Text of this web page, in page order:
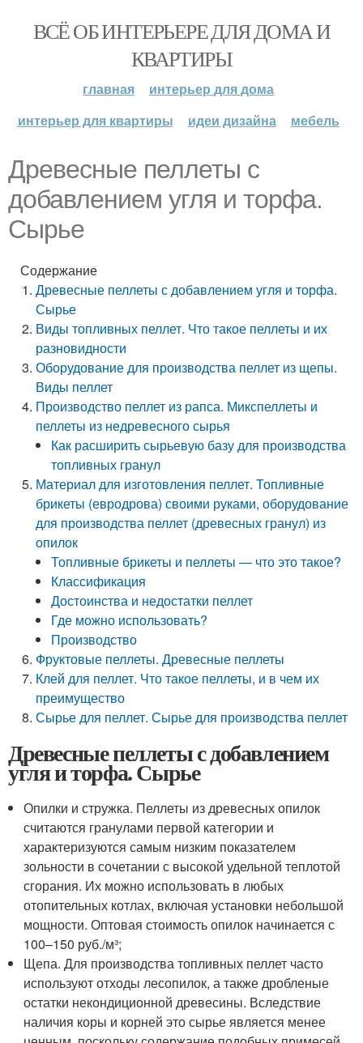
ВСЁ ОБ ИНТЕРЬЕРЕ ДЛЯ ДОМА И
КВАРТИРЫ
главная
интерьер для дома
интерьер для квартиры
идеи дизайна мебель
Древесные пеллеты с
добавлением угля и торфа.
Сырье
Содержание
Древесные пеллеты с добавлением угля и торфа.
Сырье
Виды топливных пеллет. Что такое пеллеты и их
разновидности
Оборудование для производства пеллет из щепы.
Виды пеллет
Производство пеллет из рапса. Микспеллеты и
пеллеты из недревесного сырья
Как расширить сырьевую базу для производства
топливных гранул
Материал для изготовления пеллет. Топливные
брикеты (евродрова) своими руками, оборудование
для производства пеллет (древесных гранул) из
опилок
Топливные брикеты и пеллеты — что это такое?
Классификация
Достоинства и недостатки пеллет
Где можно использовать?
Производство
Фруктовые пеллеты. Древесные пеллеты
Клей для пеллет. Что такое пеллеты, и в чем их
преимущество
Сырье для пеллет. Сырье для производства пеллет
Древесные пеллеты с добавлением
угля и торфа. Сырье
Опилки и стружка. Пеллеты из древесных опилок
считаются гранулами первой категории и
характеризуются самым низким показателем
зольности в сочетании с высокой удельной теплотой
сгорания. Их можно использовать в любых
отопительных котлах, включая установки небольшой
мощности. Оптовая стоимость опилок начинается с
100–150 руб./м³;
Щепа. Для производства топливных пеллет часто
используют отходы лесопилок, а также дробленые
остатки некондиционной древесины. Вследствие
наличия коры и корней это сырье является менее